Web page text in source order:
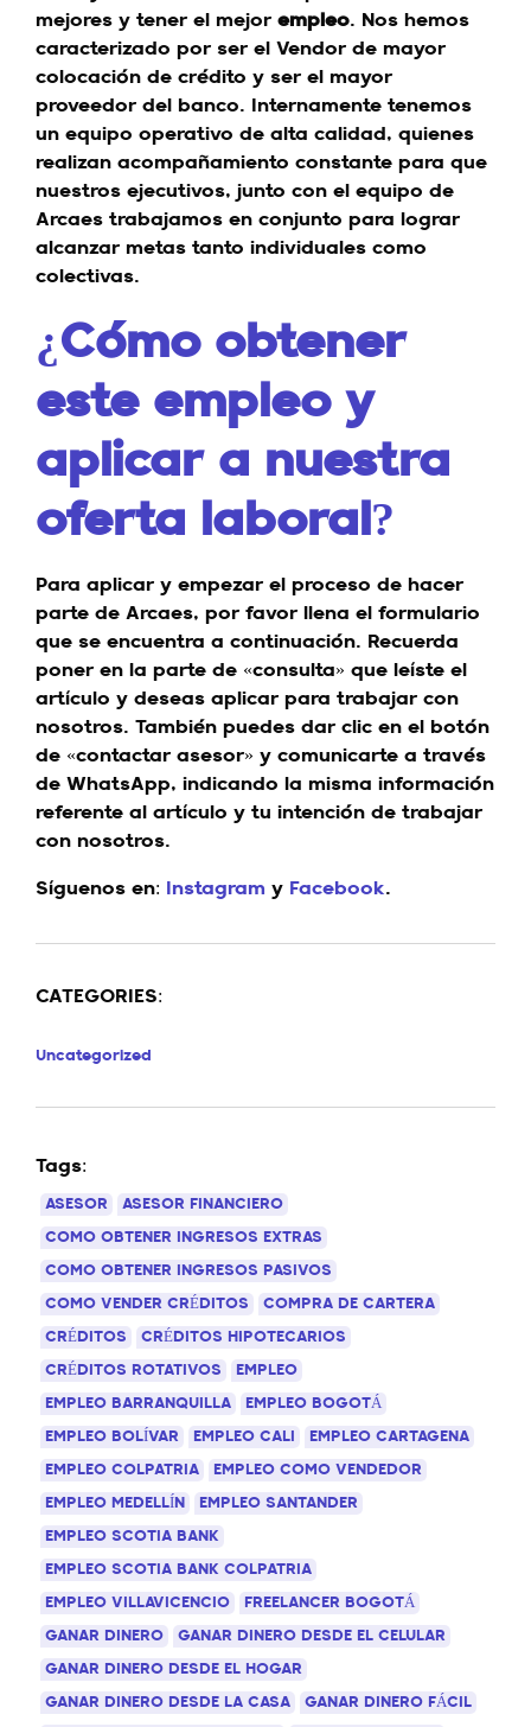
mejores y tener el mejor empleo. Nos hemos
caracterizado por ser el Vendor de mayor
colocación de crédito y ser el mayor
proveedor del banco. Internamente tenemos
un equipo operativo de alta calidad, quienes
realizan acompañamiento constante para que
nuestros ejecutivos, junto con el equipo de
Arcaes trabajamos en conjunto para lograr
alcanzar metas tanto individuales como
colectivas.
¿Cómo obtener
este empleo y
aplicar a nuestra
oferta laboral?
Para aplicar y empezar el proceso de hacer
parte de Arcaes, por favor llena el formulario
que se encuentra a continuación. Recuerda
poner en la parte de «consulta» que leíste el
artículo y deseas aplicar para trabajar con
nosotros. También puedes dar clic en el botón
de «contactar asesor» y comunicarte a través
de WhatsApp, indicando la misma información
referente al artículo y tu intención de trabajar
con nosotros.
Síguenos en: Instagram y Facebook.
CATEGORIES:
Uncategorized
Tags:
ASESOR ASESOR FINANCIERO
COMO OBTENER INGRESOS EXTRAS
COMO OBTENER INGRESOS PASIVOS
COMO VENDER CRÉDITOS COMPRA DE CARTERA
CRÉDITOS CRÉDITOS HIPOTECARIOS
CRÉDITOS ROTATIVOS EMPLEO
EMPLEO BARRANQUILLA EMPLEO BOGOTÁ
EMPLEO BOLÍVAR EMPLEO CALI EMPLEO CARTAGENA
EMPLEO COLPATRIA EMPLEO COMO VENDEDOR
EMPLEO MEDELLÍN EMPLEO SANTANDER
EMPLEO SCOTIA BANK
EMPLEO SCOTIA BANK COLPATRIA
EMPLEO VILLAVICENCIO FREELANCER BOGOTÁ
GANAR DINERO GANAR DINERO DESDE EL CELULAR
GANAR DINERO DESDE EL HOGAR
GANAR DINERO DESDE LA CASA GANAR DINERO FÁCIL